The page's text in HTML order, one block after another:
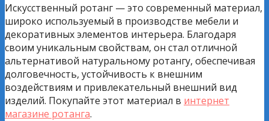
Искусственный ротанг — это современный материал,
широко используемый в производстве мебели и
декоративных элементов интерьера. Благодаря
своим уникальным свойствам, он стал отличной
альтернативой натуральному ротангу, обеспечивая
долговечность, устойчивость к внешним
воздействиям и привлекательный внешний вид
изделий. Покупайте этот материал в интернет
магазине ротанга.